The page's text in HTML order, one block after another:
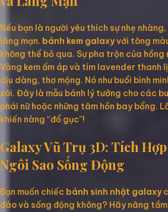
Nếu bạn là người yêu thích sự nhẹ
lãng mạn. bánh kem galaxyvới tông
không thể bỏ qua. Sự pha trộn của
Vàng kem ấm áp và tím lavender thanh
dịu dàng, thơ mộng. Nó như buổi bình
xôi. Đây là mẫu bánh lý tưởng cho các
phái nữ hoặc những tâm hồn bay bổng.
khiến nàng “đổ gục”!
Galaxy Vũ Trụ 3D: Tích
Ngôi Sao Sống Động
Bạn muốn chiếc bánh sinh nhật galaxy
đáo và sống động không? Hãy nâng